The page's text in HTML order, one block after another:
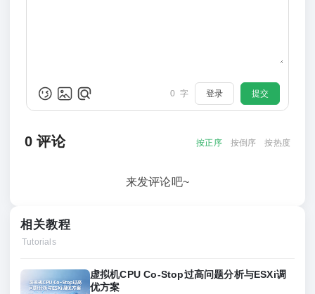
0 字 登录 提交
0 评论 按正序 按倒序 按热度
来发评论吧~
相关教程
Tutorials
虚拟机CPU Co‑Stop过高问题分析与ESXi调
优方案